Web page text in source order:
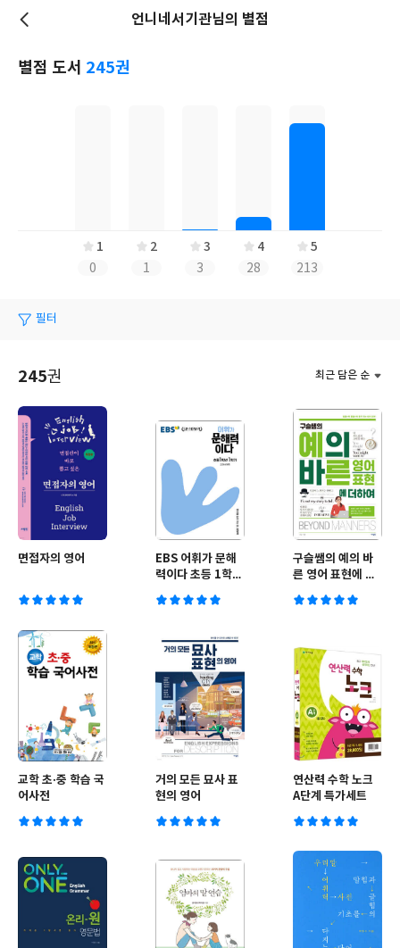
언니네서기관님의 별점
별점 도서 245권
1
0
2
1
3
3
4
28
5
213
필터
최근 담은 순
245권
면접자의 영어
EBS 어휘가 문해
력이다 초등 1학년
구슬쌤의 예의 바
른 영어 표현에 더
교학 초·중 학습 국
어사전
거의 모든 묘사 표
현의 영어
연산력 수학 노크
A단계 특가세트